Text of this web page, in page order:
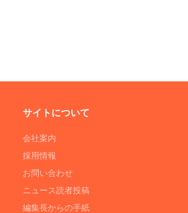
サイトについて
会社案内
採用情報
お問い合わせ
ニュース読者投稿
編集長からの手紙